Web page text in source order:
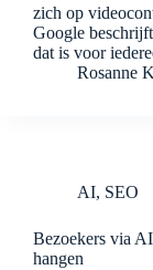
zich op
Google
dat is voor
Rosanne
AI, SEO
Bezoekers via
hangen